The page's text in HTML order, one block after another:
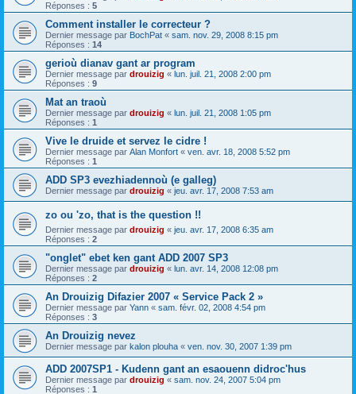
Réponses : 5
Comment installer le correcteur ?
Dernier message par BochPat « sam. nov. 29, 2008 8:15 pm
Réponses : 14
gerioù dianav gant ar program
Dernier message par drouizig « lun. juil. 21, 2008 2:00 pm
Réponses : 9
Mat an traoù
Dernier message par drouizig « lun. juil. 21, 2008 1:05 pm
Réponses : 1
Vive le druide et servez le cidre !
Dernier message par Alan Monfort « ven. avr. 18, 2008 5:52 pm
Réponses : 1
ADD SP3 evezhiadennoù (e galleg)
Dernier message par drouizig « jeu. avr. 17, 2008 7:53 am
zo ou 'zo, that is the question !!
Dernier message par drouizig « jeu. avr. 17, 2008 6:35 am
Réponses : 2
"onglet" ebet ken gant ADD 2007 SP3
Dernier message par drouizig « lun. avr. 14, 2008 12:08 pm
Réponses : 2
An Drouizig Difazier 2007 « Service Pack 2 »
Dernier message par Yann « sam. févr. 02, 2008 4:54 pm
Réponses : 3
An Drouizig nevez
Dernier message par kalon plouha « ven. nov. 30, 2007 1:39 pm
ADD 2007SP1 - Kudenn gant an esaouenn didroc'hus
Dernier message par drouizig « sam. nov. 24, 2007 5:04 pm
Réponses : 1